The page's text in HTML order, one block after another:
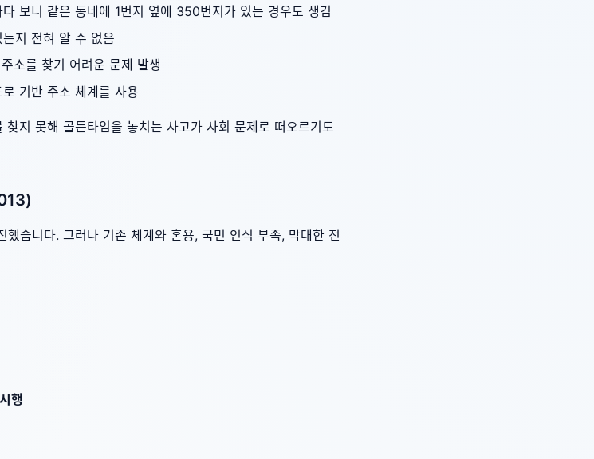
다 보니 같은 동네에 1번지 옆에 350번지가 있는 경우도 생김
지 전혀 알 수 없음
소를 찾기 어려운 문제 발생
기반 주소 체계를 사용
지 못해 골든타임을 놓치는 사고가 사회 문제로 떠오르기도
습니다. 그러나 기존 체계와 혼용, 국민 인식 부족, 막대한 전
행